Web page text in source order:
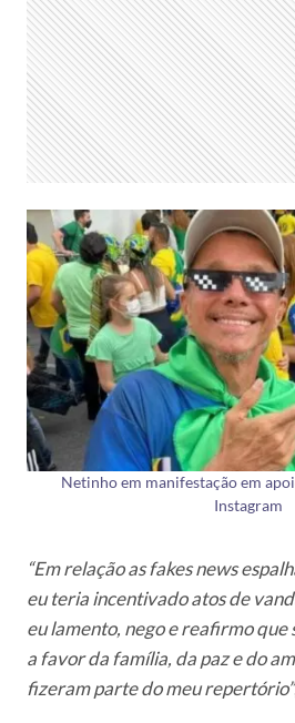
Netinho em manifestação em
Instagram
“Em relação as fakes news
eu teria incentivado atos de
eu lamento, nego e reafirmo
a favor da família, da paz e do
fizeram parte do meu repertório”